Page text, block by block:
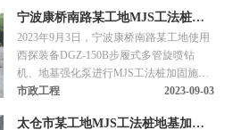
宁波康桥南路某工地MJS工法桩加
固施工
2023年9月3日，宁波康桥南路某工地使用
西探装备DGZ-150B步履式多管旋喷钻
机、地基强化泵进行MJS工法桩加固施工
作业。
市政工程 2023-09-03
太仓市某工地MJS工法桩地基加固